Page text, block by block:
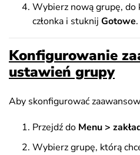
Wybierz nową grupę, do
członka i stuknij Gotowe.
Konfigurowanie
ustawień grupy
Aby skonfigurować
Przejdź do Menu >
Wybierz grupę, którą